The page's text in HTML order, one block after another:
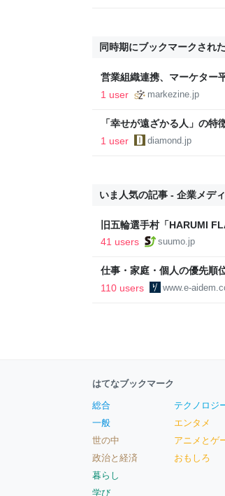
同時期にブックマークされ
営業組織連携、マーケター
「SATORI」のケース
1 user markezine.jp
「幸せが遠ざかる人」の特
1 user
diamond.jp
いま人気の記事 - 企業メデ
旧五輪選手村「HARUMI
ルで挑む、盆踊り2万人集
41 users suumo.jp
仕事・家庭・個人の優先順
後の自分に伝えたいこと -
110 users www.e-
はてなブックマーク
総合
一般
世の中
政治と経済
暮らし
学び
テクノロジ
エンタメ
アニメとゲ
おもしろ